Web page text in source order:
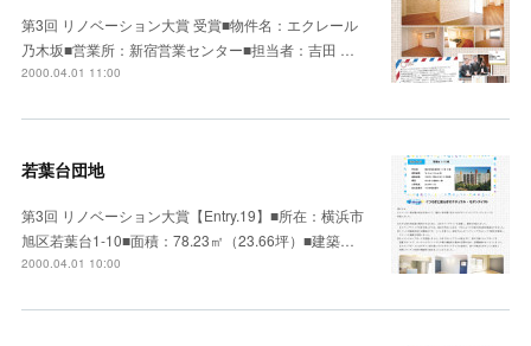
第3回 リノベーション大賞 受賞■物件名：エクレール
乃木坂■営業所：新宿営業センター■担当者：吉田 …
2000.04.01 11:00
若葉台団地
第3回 リノベーション大賞【Entry.19】■所在：横浜市
旭区若葉台1-10■面積：78.23㎡（23.66坪）■建築…
2000.04.01 10:00